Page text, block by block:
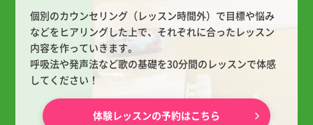
個別のカウンセリング（レッスン時間外）で目標や悩み
などをヒアリングした上で、 それぞれに合ったレッスン
内容を作っていきます。
呼吸法や発声法など歌の基礎を30分間のレッスンで体感
してください！
体験レッスンの予約はこちら